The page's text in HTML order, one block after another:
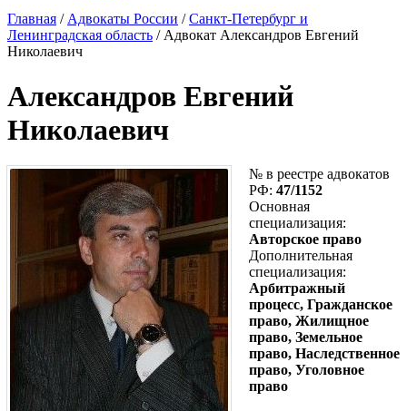
Главная / Адвокаты России /Санкт-Петербург и
Ленинградская область / Адвокат Александров Евгений
Николаевич
Александров Евгений
Николаевич
№ в реестре адвокатов
РФ: 47/1152
Основная
специализация:
Авторское право
Дополнительная
специализация:
Арбитражный
процесс, Гражданское
право, Жилищное
право, Земельное
право, Наследственное
право, Уголовное
право